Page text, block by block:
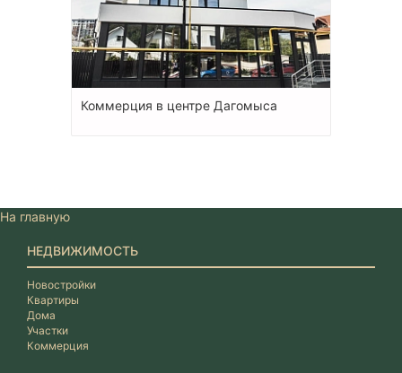
Коммерция в центре Дагомыса
На главную
НЕДВИЖИМОСТЬ
Новостройки
Квартиры
Дома
Участки
Коммерция